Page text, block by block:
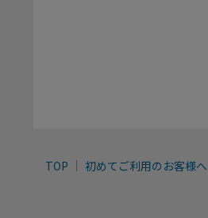
TOP 初めてご利用のお客様へ